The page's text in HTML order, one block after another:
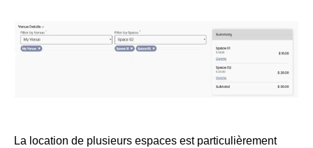
La location de plusieurs espaces est particulièrement